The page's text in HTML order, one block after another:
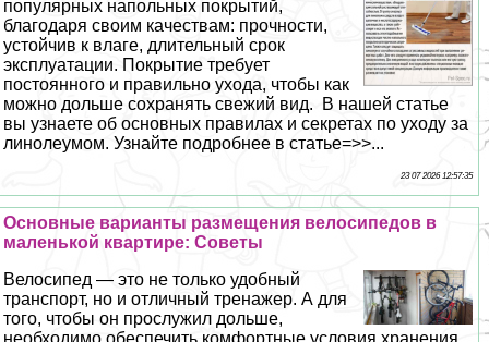
популярных напольных покрытий,
благодаря своим качествам: прочности,
устойчив к влаге, длительный срок
эксплуатации. Покрытие требует
постоянного и правильно ухода, чтобы как
можно дольше сохранять свежий вид. В нашей статье
вы узнаете об основных правилах и секретах по уходу за
линолеумом. Узнайте подробнее в статье=>>...
23 07 2026 12:57:35
Основные варианты размещения велосипедов в
маленькой квартире: Советы
Велосипед — это не только удобный
трaнcпорт, но и отличный тренажер. А для
того, чтобы он прослужил дольше,
необходимо обеспечить комфортные условия хранения.